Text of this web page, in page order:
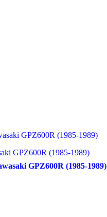
GPZ600R (1985-1989)
GPZ600R (1985-1989)